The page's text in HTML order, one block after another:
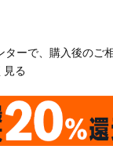
ターで、購入後のご
見る